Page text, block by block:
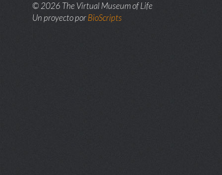
© 2026 The Virtual Museum of Life
Un proyecto porBioScripts